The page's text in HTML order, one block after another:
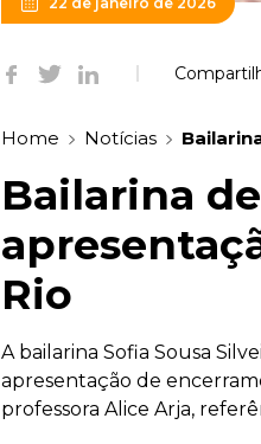
Home Notícias
Bailarina
Rio
A bailarina Sofia Sousa
apresentação de
professora Alice Arja,